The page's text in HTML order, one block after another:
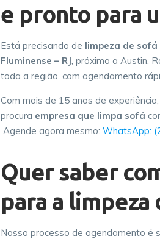
e pronto para
Está precisando de limpeza de
Fluminense – RJ, próximo a Austin,
toda a região, com agendamento
Com mais de 15 anos de
procura empresa que limpa sofá
Agende agora mesmo: WhatsApp:
Quer saber
para a limpeza
Nosso processo de agendamento é